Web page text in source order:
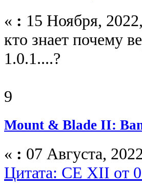
« : 15 Ноября,
кто знает почему
1.0.1....?
9
Mount & Blade II:
« : 07 Августа,
Цитата: CE XII от